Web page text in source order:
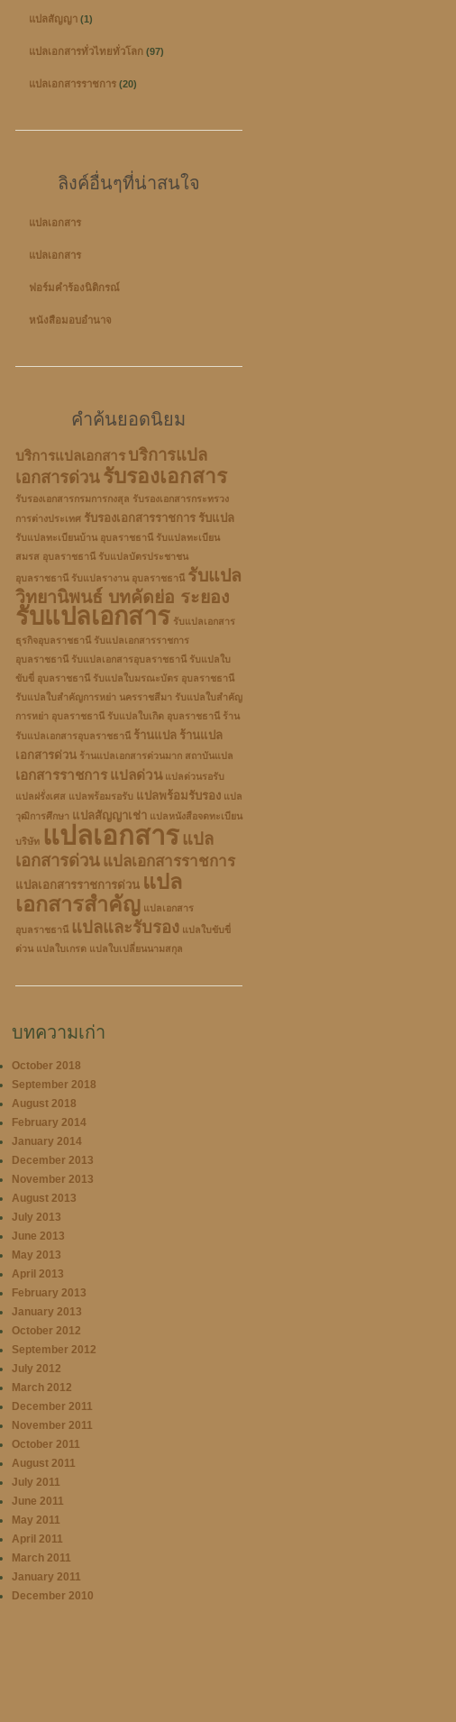
แปลสัญญา(1)
แปลเอกสารทั่วไทยทั่วโลก(97)
แปลเอกสารราชการ(20)
ลิงค์อื่นๆที่น่าสนใจ
แปลเอกสาร
แปลเอกสาร
ฟอร์มคำร้องนิติกรณ์
หนังสือมอบอำนาจ
คำค้นยอดนิยม
บริการแปลเอกสาร บริการแปล
เอกสารด่วน รับรองเอกสาร
รับรองเอกสารกรมการกงสุล รับรองเอกสารกระทรวง
การต่างประเทศ รับรองเอกสารราชการ รับแปล
รับแปลทะเบียนบ้าน อุบลราชธานี รับแปลทะเบียน
สมรส อุบลราชธานี รับแปลบัตรประชาชน
อุบลราชธานี รับแปลรางาน อุบลราชธานี รับแปล
วิทยานิพนธ์ บทคัดย่อ ระยอง
รับแปลเอกสาร รับแปลเอกสาร
ธุรกิจอุบลราชธานี รับแปลเอกสารราชการ
อุบลราชธานี รับแปลเอกสารอุบลราชธานี รับแปลใบ
ขับขี่ อุบลราชธานี รับแปลใบมรณะบัตร อุบลราชธานี
รับแปลใบสำคัญการหย่า นครราชสีมา รับแปลใบสำคัญ
การหย่า อุบลราชธานี รับแปลใบเกิด อุบลราชธานี ร้าน
รับแปลเอกสารอุบลราชธานี ร้านแปล ร้านแปล
เอกสารด่วน ร้านแปลเอกสารด่วนมาก สถาบันแปล
เอกสารราชการ แปลด่วน แปลด่วนรอรับ
แปลฝรั่งเศส แปลพร้อมรอรับ แปลพร้อมรับรอง แปล
วุฒิการศึกษา แปลสัญญาเช่า แปลหนังสือจดทะเบียน
บริษัท แปลเอกสาร แปล
เอกสารด่วน แปลเอกสารราชการ
แปลเอกสารราชการด่วน แปล
เอกสารสำคัญ แปลเอกสาร
อุบลราชธานี แปลและรับรอง แปลใบขับขี่
ด่วน แปลใบเกรด แปลใบเปลี่ยนนามสกุล
บทความเก่า
October 2018
September 2018
August 2018
February 2014
January 2014
December 2013
November 2013
August 2013
July 2013
June 2013
May 2013
April 2013
February 2013
January 2013
October 2012
September 2012
July 2012
March 2012
December 2011
November 2011
October 2011
August 2011
July 2011
June 2011
May 2011
April 2011
March 2011
January 2011
December 2010